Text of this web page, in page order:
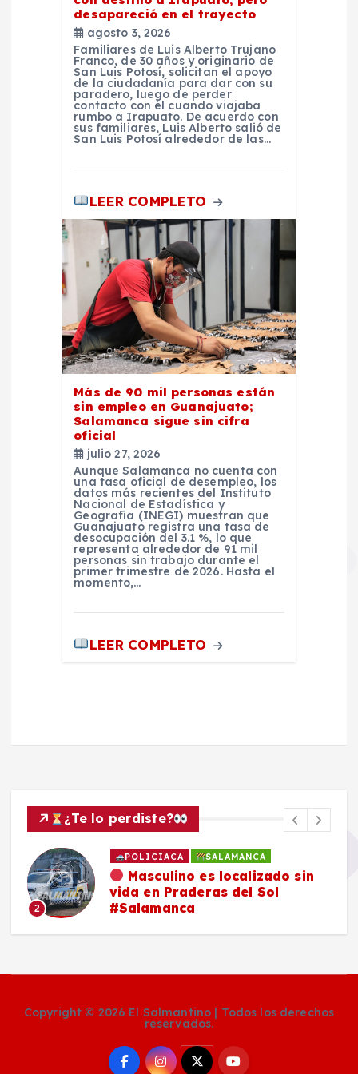
desapareció en el trayecto
agosto 3, 2026
Familiares de Luis Alberto Trujano
Franco, de 30 años y originario de
San Luis Potosí, solicitan el apoyo
de la ciudadanía para dar con su
paradero, luego de perder
contacto con él cuando viajaba
rumbo a Irapuato. De acuerdo con
sus familiares, Luis Alberto salió de
San Luis Potosí alrededor de las…
LEER COMPLETO
Más de 90 mil personas están
sin empleo en Guanajuato;
Salamanca sigue sin cifra
oficial
julio 27, 2026
Aunque Salamanca no cuenta con
una tasa oficial de desempleo, los
datos más recientes del Instituto
Nacional de Estadística y
Geografía (INEGI) muestran que
Guanajuato registra una tasa de
desocupación del 3.1 %, lo que
representa alrededor de 91 mil
personas sin trabajo durante el
primer trimestre de 2026. Hasta el
momento,…
LEER COMPLETO
¿Te lo perdiste?
2
POLICIACA SALAMANCA
Masculino es localizado sin
vida en Praderas del Sol
#Salamanca
Copyright © 2026 El Salmantino | Todos los derechos
reservados.